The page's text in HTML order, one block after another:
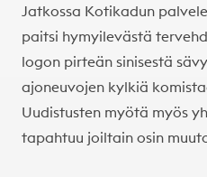
Jatkossa Kotikadun
paitsi hymyilevästä
logon pirteän sinisestä
ajoneuvojen kylkiä
Uudistusten myötä myös
tapahtuu joiltain osin